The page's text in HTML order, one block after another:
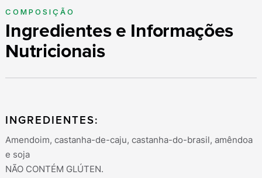
Procurar
por:
COMPOSIÇÃO
Ingredientes e Informações
Nutricionais
INGREDIENTES:
Amendoim, castanha-de-caju, castanha-do-brasil, amêndoa
e soja
NÃO CONTÉM GLÚTEN.